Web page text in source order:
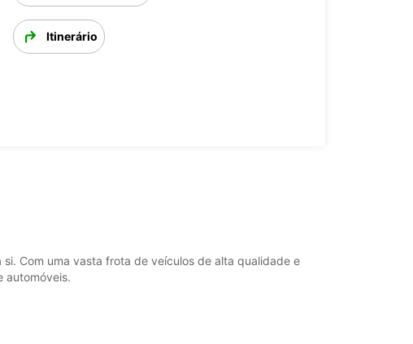
Itinerário
Com uma vasta frota de veículos de alta qualidade e
automóveis.